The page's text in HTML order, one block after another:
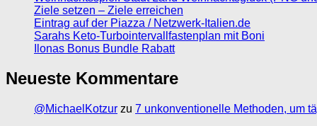
Ziele setzen – Ziele erreichen
Eintrag auf der Piazza / Netzwerk-Italien.de
Sarahs Keto-Turbointervallfastenplan mit Boni
Ilonas Bonus Bundle Rabatt
Neueste Kommentare
@MichaelKotzur zu 7 unkonventionelle Methoden, um